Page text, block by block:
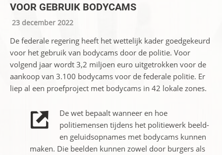
VOOR GEBRUIK BODYCAMS
23 december 2022
De federale regering heeft het wettelijk kader goedgekeurd
voor het gebruik van bodycams door de politie. Voor
volgend jaar wordt 3,2 miljoen euro uitgetrokken voor de
aankoop van 3.100 bodycams voor de federale politie. Er
liep al een proefproject met bodycams in 42 lokale zones.
De wet bepaalt wanneer en hoe
politiemensen tijdens het politiewerk beeld-
en geluidsopnames met bodycams kunnen
maken. Die beelden kunnen zowel door burgers als